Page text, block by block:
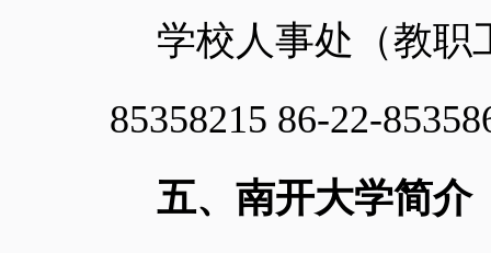
学校人事处（教职
85358215 86-22-
五、南开大学简介